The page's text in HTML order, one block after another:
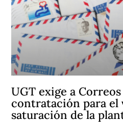
UGT exige a
contratación para el
saturación de la